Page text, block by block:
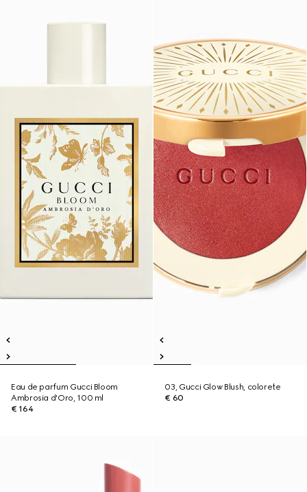
Eau de parfum Gucci Bloom
Ambrosia d'Oro, 100 ml
€ 164
03, Gucci Glow Blush, colorete
€ 60